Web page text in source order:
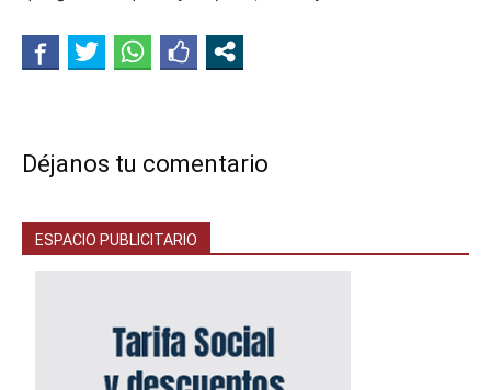
Déjanos tu comentario
ESPACIO PUBLICITARIO